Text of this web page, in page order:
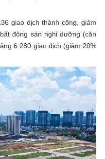
giao dịch thành công, giảm
động sản nghỉ dưỡng (căn
6.280 giao dịch (giảm 20%